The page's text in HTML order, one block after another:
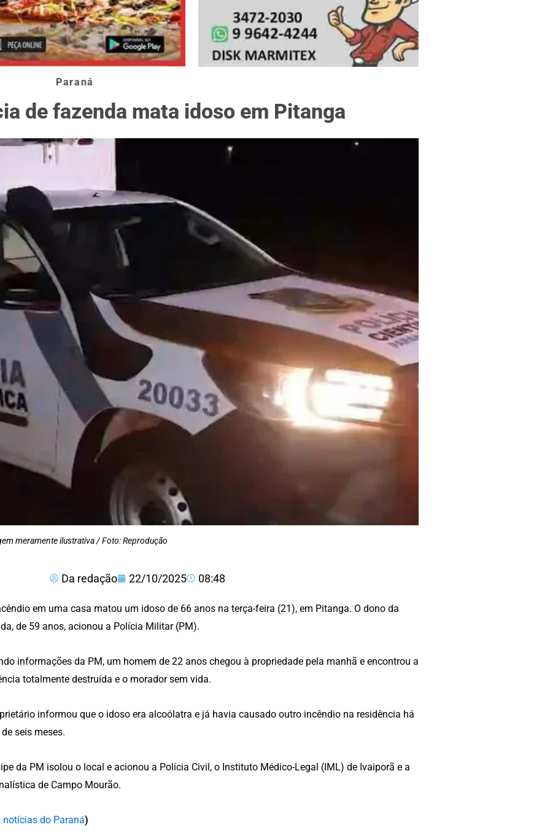
Paraná
de fazenda mata idoso em Pitanga
meramente ilustrativa / Foto: Reprodução
Da redação 22/10/2025 08:48
em uma casa matou um idoso de 66 anos na terça-feira (21), em Pitanga. O dono da
de 59 anos, acionou a Polícia Militar (PM).
informações da PM, um homem de 22 anos chegou à propriedade pela manhã e encontrou a
totalmente destruída e o morador sem vida.
informou que o idoso era alcoólatra e já havia causado outro incêndio na residência há
seis meses.
da PM isolou o local e acionou a Polícia Civil, o Instituto Médico-Legal (IML) de Ivaiporã e a
de Campo Mourão.
notícias do Paraná)